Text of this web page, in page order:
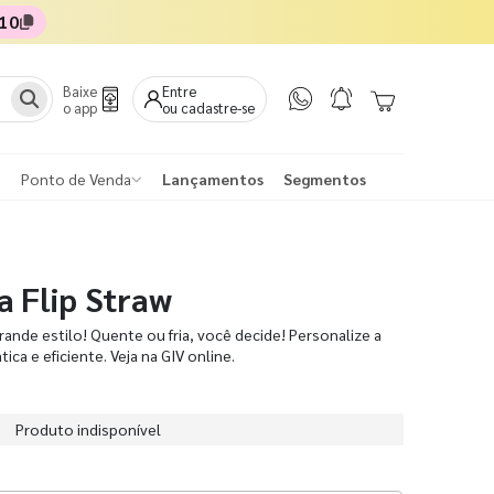
Baixe
o app
Entre
ou cadastre-se
Ponto de Venda Lançamentos Segmentos
Flip Straw
estilo! Quente ou fria, você decide! Personalize a
e eficiente. Veja na GIV online.
Produto indisponível